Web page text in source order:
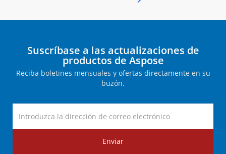
Suscríbase a las actualizaciones de
productos de Aspose
Reciba boletines mensuales y ofertas directamente en su
buzón.
Enviar